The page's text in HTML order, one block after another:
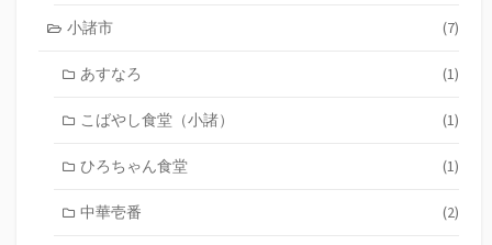
小諸市 (7)
あすなろ (1)
こばやし食堂（小諸） (1)
ひろちゃん食堂 (1)
中華壱番 (2)